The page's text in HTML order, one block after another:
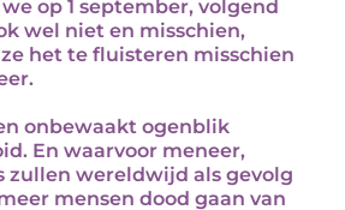
op 1 september, volgend
wel niet en misschien,
het te fluisteren misschien
onbewaakt ogenblik
En waarvoor meneer,
zullen wereldwijd als gevolg
mensen dood gaan van